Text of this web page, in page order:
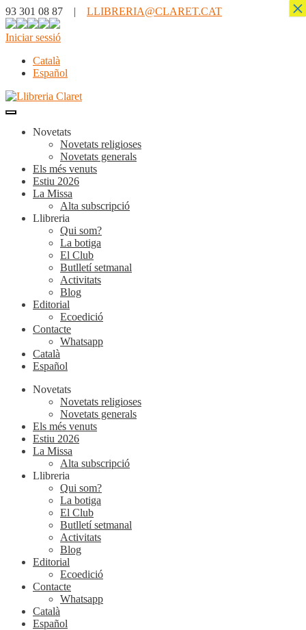
93 301 08 87 | LLIBRERIA@CLARET.CAT
Iniciar sessió
Català
Español
Novetats
Novetats religioses
Novetats generals
Els més venuts
Estiu 2026
La Missa
Alta subscripció
Llibreria
Qui som?
La botiga
El Club
Butlletí setmanal
Activitats
Blog
Editorial
Ecoedició
Contacte
Whatsapp
Català
Español
Novetats
Novetats religioses
Novetats generals
Els més venuts
Estiu 2026
La Missa
Alta subscripció
Llibreria
Qui som?
La botiga
El Club
Butlletí setmanal
Activitats
Blog
Editorial
Ecoedició
Contacte
Whatsapp
Català
Español
×